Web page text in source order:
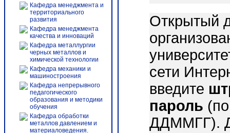
Кафедра менеджмента и
территориального
развития
Кафедра менеджмента
качества и инноваций
Кафедра металлургии
черных металлов и
химической технологии
Кафедра механики и
машиностроения
Кафедра непрерывного
педагогического
образования и методики
обучения
Кафедра обработки
металлов давлением и
материаловедения.
Открытый
сети
введите
пароль
ДДММГГ).